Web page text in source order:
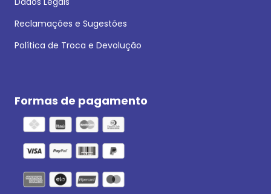
Reclamações e Sugestões
Política de Troca e Devolução
Formas de pagamento